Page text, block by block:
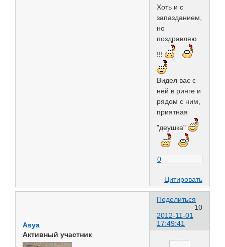
Хоть и с
запазданием,
но
поздравляю
!!!
Видел вас с
ней в ринге и
рядом с ним,
приятная
"деушка"
0
Цитировать
Поделиться
10
2012-11-01
17:49:41
Asya
Активный участник